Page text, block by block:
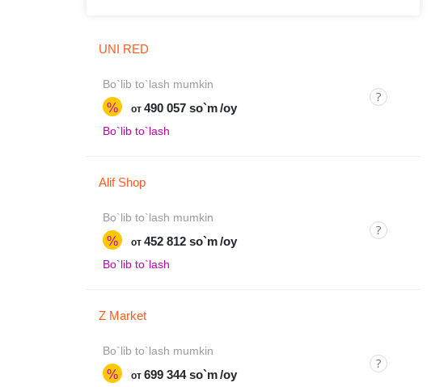
UNI RED
Bo`lib to`lash mumkin
% от 490 057 so`m /oy
Bo`lib to`lash
Alif Shop
Bo`lib to`lash mumkin
% от 452 812 so`m /oy
Bo`lib to`lash
Z Market
Bo`lib to`lash mumkin
% от 699 344 so`m /oy